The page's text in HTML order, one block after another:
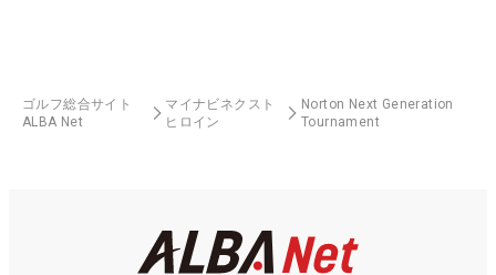
ゴルフ総合サイト
ALBA Net
マイナビネクスト
ヒロイン
Norton Next Generation
Tournament